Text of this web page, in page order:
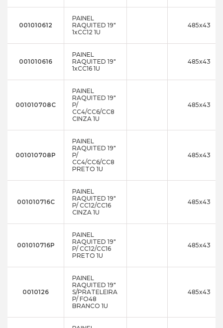
001010612
PAINEL
RAQUITED 19"
1xCC12 1U
485x43
001010616
PAINEL
RAQUITED 19"
1xCC16 1U
485x43
001010708C
PAINEL
RAQUITED 19"
P/
CC4/CC6/CC8
CINZA 1U
485x43
001010708P
PAINEL
RAQUITED 19"
P/
CC4/CC6/CC8
PRETO 1U
485x43
001010716C
PAINEL
RAQUITED 19"
P/ CC12/CC16
CINZA 1U
485x43
001010716P
PAINEL
RAQUITED 19"
P/ CC12/CC16
PRETO 1U
485x43
0010126
PAINEL
RAQUITED 19"
S/PRATELEIRA
P/ FO48
BRANCO 1U
485x43